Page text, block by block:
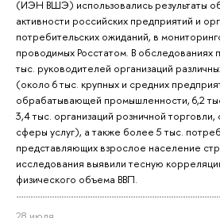
(ИЭН ВШЭ) использовались результаты
активности российских предприятий и
потребительских ожиданий, в
проводимых Росстатом. В обследованиях
тыс. руководителей организаций
(около 6 тыс. крупных и средних
обрабатывающей промышленности, 6,2
3,4 тыс. организаций розничной
сферы услуг), а также более 5 тыс.
представляющих взрослое население
исследования выявили тесную
физического объема ВВП.